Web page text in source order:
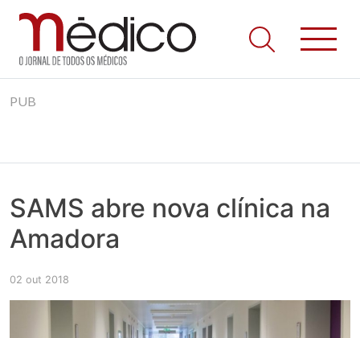
to
Jornal Médico
Médico – O Jornal de Todos os Médicos. Onde as notícias
realmente contam! Tudo o que se passa na Saúde!
PUB
SAMS abre nova clínica na
Amadora
02 out 2018